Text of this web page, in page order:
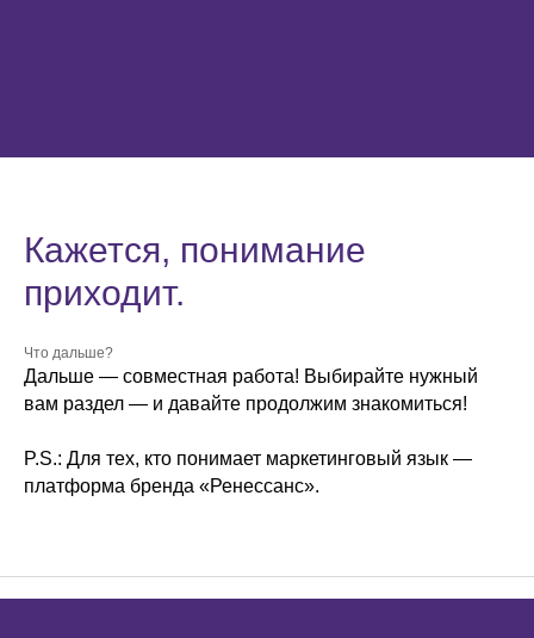
Кажется, понимание
приходит.
Что дальше?
Дальше — совместная работа! Выбирайте нужный
вам раздел — и давайте продолжим знакомиться!
P.S.: Для тех, кто понимает маркетинговый язык —
платформа бренда «Ренессанс».